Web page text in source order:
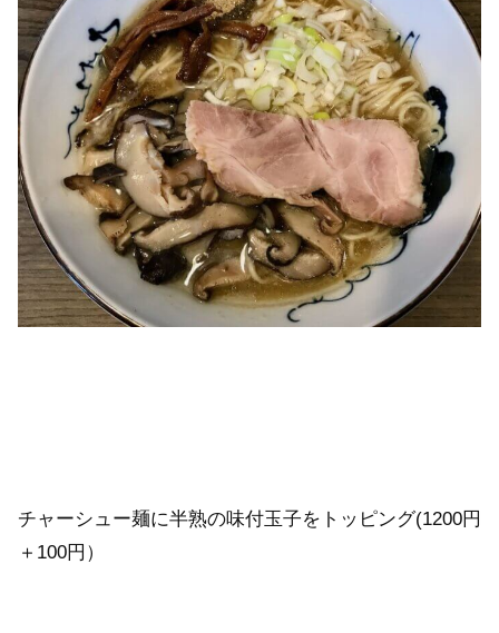
チャーシュー麺に半熟の味付玉子をトッピング(1200円
＋100円）